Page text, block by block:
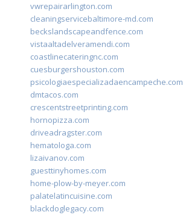
vwrepairarlington.com
cleaningservicebaltimore-md.com
beckslandscapeandfence.com
vistaaltadelveramendi.com
coastlinecateringnc.com
cuesburgershouston.com
psicologiaespecializadaencampeche.com
dmtacos.com
crescentstreetprinting.com
hornopizza.com
driveadragster.com
hematologa.com
lizaivanov.com
guesttinyhomes.com
home-plow-by-meyer.com
palatelatincuisine.com
blackdoglegacy.com